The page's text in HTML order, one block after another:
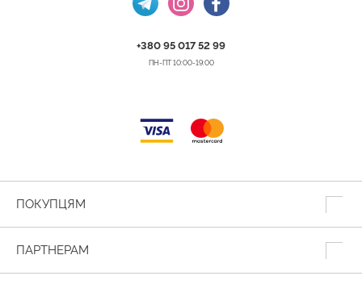
+380 95 017 52 99
ПН-ПТ 10:00-19:00
ПОКУПЦЯМ
ПАРТНЕРАМ